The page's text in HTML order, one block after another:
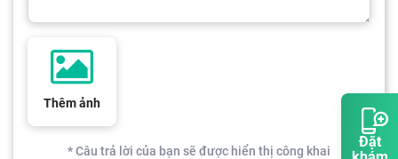
Đặt
Thêm ảnh
* Câu trả lời của bạn sẽ được hiển thị công khai